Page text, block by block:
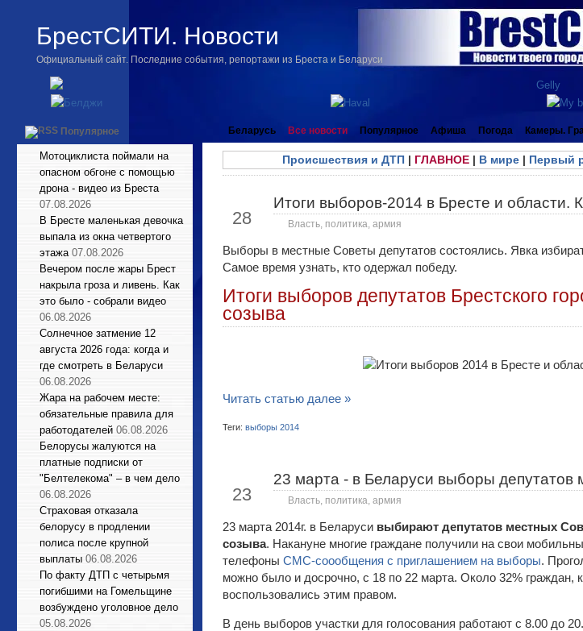
БрестСИТИ. Новости
Официальный сайт. Последние события, репортажи из Бреста и Беларуси
Популярное
Мотоциклиста поймали на
опасном обгоне с помощью
дрона - видео из Бреста
07.08.2026
В Бресте маленькая девочка
выпала из окна четвертого
этажа 07.08.2026
Вечером после жары Брест
накрыла гроза и ливень. Как
это было - собрали видео
06.08.2026
Солнечное затмение 12
августа 2026 года: когда и
где смотреть в Беларуси
06.08.2026
Жара на рабочем месте:
обязательные правила для
работодателей 06.08.2026
Белорусы жалуются на
платные подписки от
"Белтелекома" – в чем дело
06.08.2026
Страховая отказала
белорусу в продлении
полиса после крупной
выплаты 06.08.2026
По факту ДТП с четырьмя
погибшими на Гомельщине
возбуждено уголовное дело
05.08.2026
Беларусь Все новости Популярное Афиша Погода Камеры.
Происшествия и ДТП| ГЛАВНОЕ| В мире| Первый
28
Итоги выборов-2014 в Бресте и области.
Власть, политика, армия
Выборы в местные Советы депутатов состоялись. Явка
Самое время узнать, кто одержал победу.
Итоги выборов депутатов Брестского
созыва
Читать статью далее »
Теги: выборы 2014
23
23 марта - в Беларуси выборы депутатов
Власть, политика, армия
23 марта 2014г. в Беларуси выбирают депутатов местных
созыва. Накануне многие граждане получили на свои
телефоны СМС-соообщения с приглашением на выборы.
можно было и досрочно, с 18 по 22 марта. Около 32% граждан,
воспользовались этим правом.
В день выборов участки для голосования работают с 8.00 до